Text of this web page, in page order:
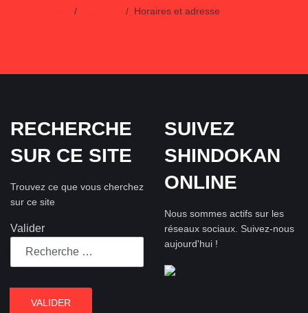
Horaires et adresse
RECHERCHE
SUR CE SITE
Trouvez ce que vous cherchez
sur ce site
Valider
VALIDER
SUIVEZ
SHINDOKAN
ONLINE
Nous sommes actifs sur les
réseaux sociaux. Suivez-nous
aujourd'hui !